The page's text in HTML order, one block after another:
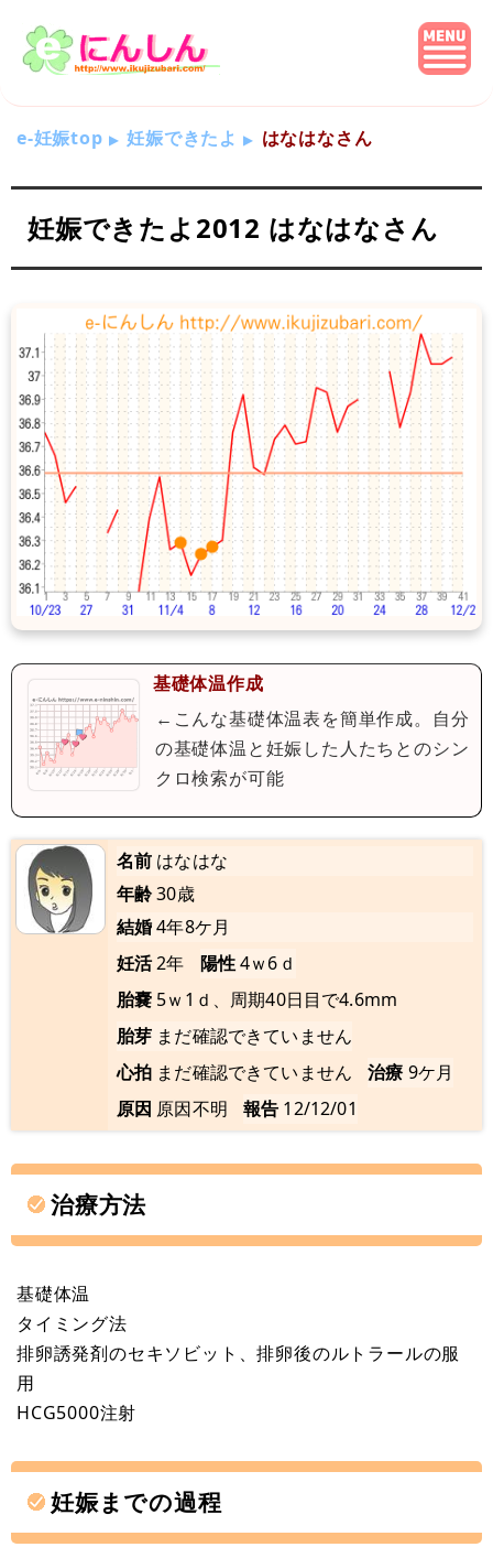
e-妊娠top 妊娠できたよ はなはなさん
妊娠できたよ2012 はなはなさん
基礎体温作成
←こんな基礎体温表を簡単作成。自分
の基礎体温と妊娠した人たちとのシン
クロ検索が可能
名前 はなはな
年齢30歳
結婚4年8ケ月
妊活2年 陽性4ｗ6ｄ
胎嚢 5ｗ1ｄ、周期40日目で4.6mm
胎芽 まだ確認できていません
心拍 まだ確認できていません 治療 9ケ月
原因 原因不明 報告 12/12/01
治療方法
基礎体温
タイミング法
排卵誘発剤のセキソビット、排卵後のルトラールの服
用
HCG5000注射
妊娠までの過程